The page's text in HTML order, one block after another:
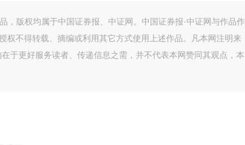
，版权均属于中国证券报、中证网。中国证券报·中证网与作品作
不得转载、摘编或利用其它方式使用上述作品。凡本网注明来
于更好服务读者、传递信息之需，并不代表本网赞同其观点，本